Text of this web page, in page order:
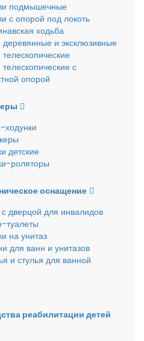
подмышечные
с опорой под локоть
ходьба
деревянные и эксклюзивные
телескопические
телескопические с
опорой
детские
роляторы
оснащение
дверцой для инвалидов
туалеты
на унитаз
для ванн и унитазов
и стулья для ванной
реабилитации детей